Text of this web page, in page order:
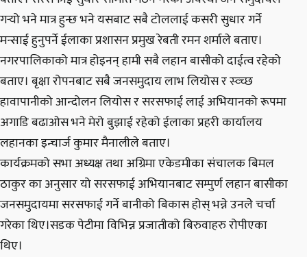
गर्यो भने मात्र हुन्छ भने यसबाट सबै टोललाई कसरी सुधार गर्ने
मन्साई हुनुपर्ने ईलाका प्रशासन प्रमुख रेबती रमन शर्माले बताए।
नगरपालिकाको मात्र होइनन् हामी सबै लहान बासीको दाईत्व रहेको
बताए। बृक्षा रोपनबाट सबै जनसमुदाय लाभ लियोस र स्व्च्छ
हावापानीको आन्दोलन लियोस र सरसफाई लाई अभियानको रूपमा
अगाडि बढाओस भने मेरो बुझाई रहेको ईलाका प्रहरी कार्यालय
लहानका इन्चार्ज कुमार मैनालीले बताए।
कार्यक्रमको सभा अध्यक्ष तथा अग्रिमा एकेडमीका संचालक बिमल
ठाकुर का अनुसार यो सरसफाई अभियानबाट सम्पुर्ण लहान बासीका
जनसमुदायमा सरसफाई गर्ने बानीको बिकास होस् भन्ने उनलेे चर्चा
गरेका थिए।सडक पेटीमा विभिन्न प्रजातीको बिरुवाहरु रोपीएका
थिए।